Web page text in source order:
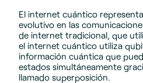
El internet cuántico
evolutivo en las
de internet tradicional, que
el internet cuántico utiliza
información cuántica que
estados simultáneamente
llamado superposición.